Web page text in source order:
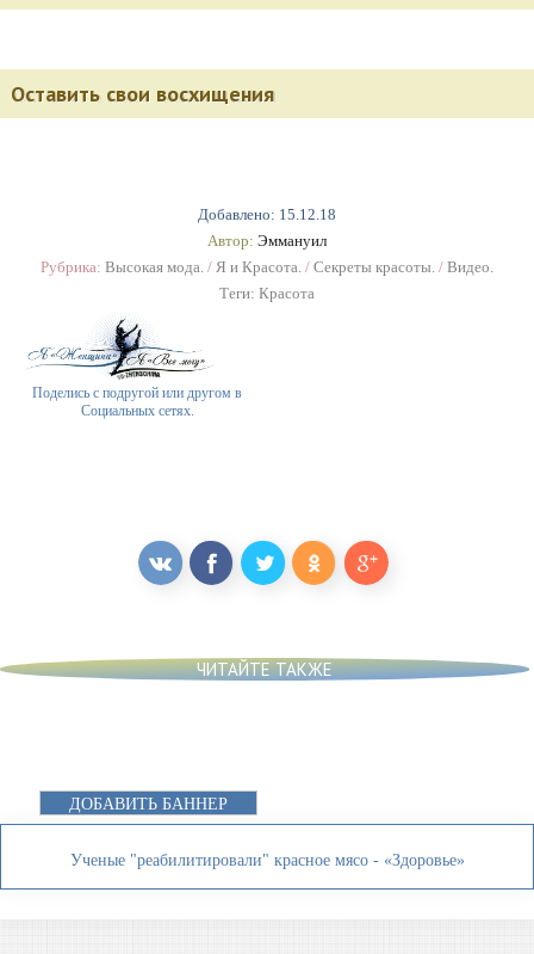
Добавлено: 15.12.18
Автор: Эммануил
Рубрика: Высокая мода. / Я и Красота. / Секреты красоты. / Видео.
Теги: Красота
Поделись с подругой или другом в
Социальных сетях.
Оставить свои восхищения
ЧИТАЙТЕ ТАКЖЕ
ДОБАВИТЬ БАННЕР
Ученые "реабилитировали" красное мясо - «Здоровье»